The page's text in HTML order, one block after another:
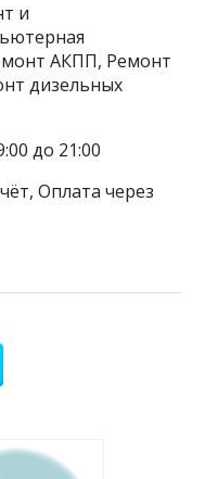
и
АКПП, Ремонт
дизельных
до 21:00
Оплата через